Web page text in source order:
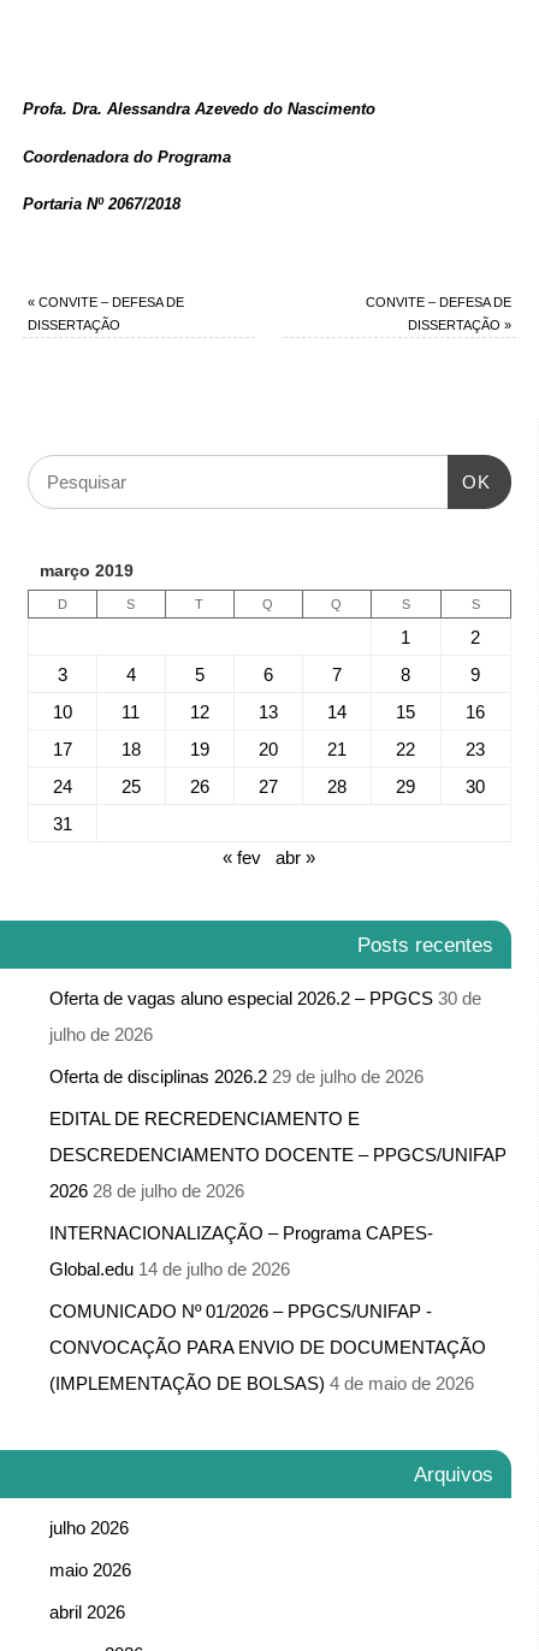
Profa. Dra. Alessandra Azevedo do Nascimento
Coordenadora do Programa
Portaria Nº 2067/2018
«CONVITE – DEFESA DE
DISSERTAÇÃO
CONVITE – DEFESA DE
DISSERTAÇÃO»
OK
março 2019
D S T Q Q S S
1
2
3
4 5 6 7 8
9
10
11 12 13 14 15
16
17
18 19 20 21 22
23
24
25 26 27 28 29
30
31
« fev
abr »
Posts recentes
Oferta de vagas aluno especial 2026.2 – PPGCS 30 de
julho de 2026
Oferta de disciplinas 2026.2 29 de julho de 2026
EDITAL DE RECREDENCIAMENTO E
DESCREDENCIAMENTO DOCENTE – PPGCS/UNIFAP
2026 28 de julho de 2026
INTERNACIONALIZAÇÃO – Programa CAPES-
Global.edu 14 de julho de 2026
COMUNICADO Nº 01/2026 – PPGCS/UNIFAP -​
CONVOCAÇÃO PARA ENVIO DE DOCUMENTAÇÃO
(IMPLEMENTAÇÃO DE BOLSAS) 4 de maio de 2026
Arquivos
julho 2026
maio 2026
abril 2026